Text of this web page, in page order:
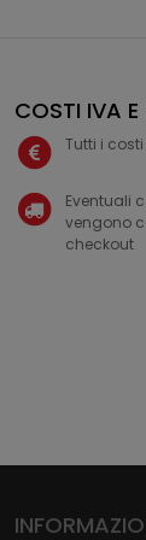
COSTI IVA E
Tutti i
Eventuali
vengono
checkout